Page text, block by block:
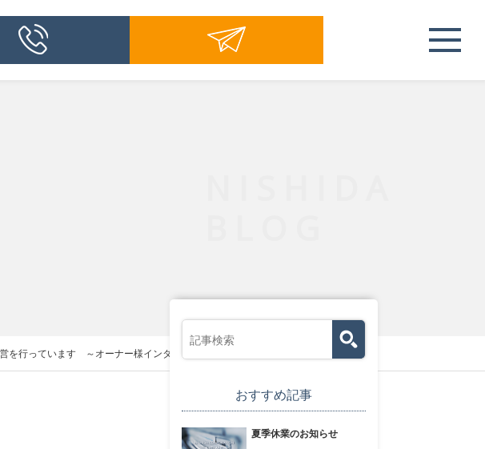
を行っています ～オーナー様インタビュー51～
おすすめ記事
夏季休業のお知らせ